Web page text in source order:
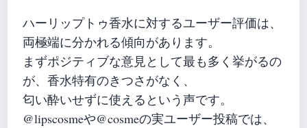
ハーリップトゥ香水に対するユーザー評価は、
両極端に分かれる傾向があります。
まずポジティブな意見として最も多く挙がるの
が、香水特有のきつさがなく、
匂い酔いせずに使えるという声です。
@lipscosmeや@cosmeの実ユーザー投稿では、